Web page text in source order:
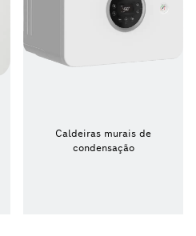
Caldeiras murais de
condensação